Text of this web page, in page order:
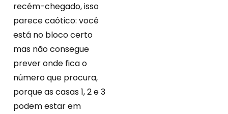
recém-chegado, isso
parece caótico: você
está no bloco certo
mas não consegue
prever onde fica o
número que procura,
porque as casas 1, 2 e 3
podem estar em